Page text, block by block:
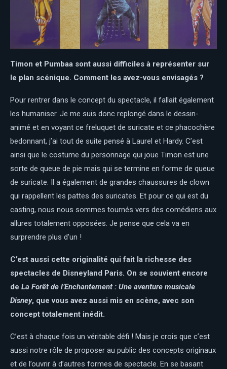
Timon et Pumbaa sont aussi difficiles à représenter sur
le plan scénique. Comment les avez-vous envisagés ?
Pour rentrer dans le concept du spectacle, il fallait également
les humaniser. Je me suis donc replongé dans le dessin-
animé et en voyant ce freluquet de suricate et ce phacochère
bedonnant, j’ai tout de suite pensé à Laurel et Hardy. C’est
ainsi que le costume du personnage qui joue Timon est une
sorte de queue de pie mais qui se termine en forme de queue
de suricate. Il a également de grandes chaussures de clown
qui rappellent les pattes des suricates. Et pour ce qui est du
casting, nous nous sommes tournés vers des comédiens aux
allures totalement opposées. Je pense que cela va en
surprendre plus d’un !
C’est aussi cette originalité qui fait la richesse des
spectacles de Disneyland Paris. On se souvient encore
de La Forêt de l’Enchantement : Une aventure musicale
Disney, que vous avez aussi mis en scène, avec son
concept totalement inédit.
C’est à chaque fois un véritable défi ! Mais je crois que c’est
aussi notre rôle de proposer au public des concepts originaux
et de l’ouvrir à d’autres formes de spectacle. En se basant